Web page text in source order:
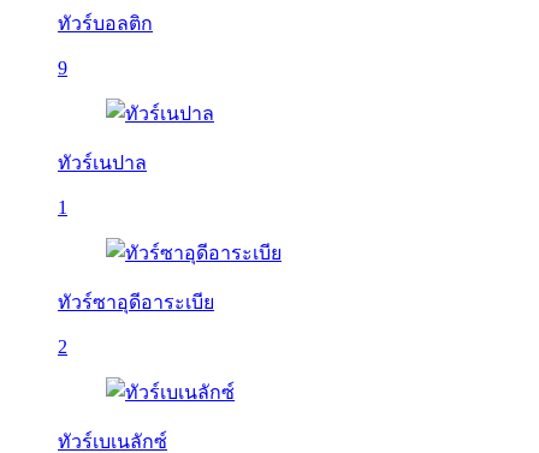
ทัวร์บอลติก
9
ทัวร์เนปาล
1
ทัวร์ซาอุดีอาระเบีย
2
ทัวร์เบเนลักซ์